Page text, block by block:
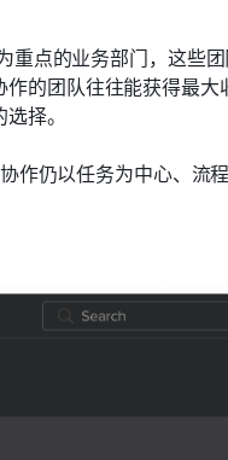
重点的业务部门，这些
的团队往往能获得最
择。
作仍以任务为中心、流